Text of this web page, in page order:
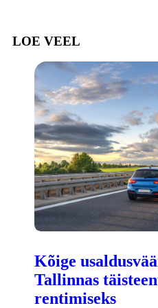
LOE VEEL
Kõige
Tallinnas
rentimiseks